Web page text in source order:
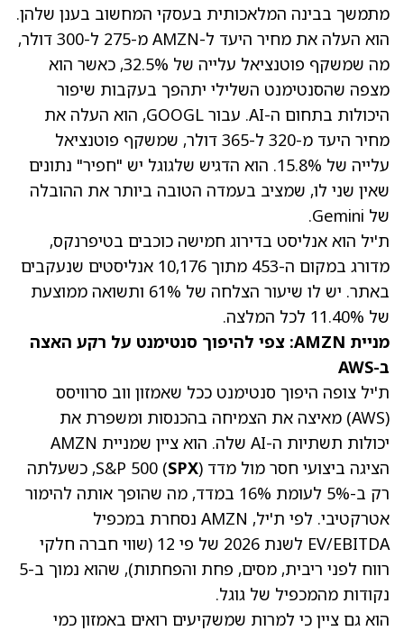
מתמשך בבינה המלאכותית בעסקי המחשוב בענן שלהן.
הוא העלה את מחיר היעד ל-AMZN מ-275 ל-300 דולר,
מה שמשקף פוטנציאל עלייה של 32.5%, כאשר הוא
מצפה שהסנטימנט השלילי יתהפך בעקבות שיפור
היכולות בתחום ה-AI. עבור GOOGL, הוא העלה את
מחיר היעד מ-320 ל-365 דולר, שמשקף פוטנציאל
עלייה של 15.8%. הוא הדגיש שלגוגל יש "חפיר" נתונים
שאין שני לו, שמציב בעמדה הטובה ביותר את ההובלה
של Gemini.
ת'יל הוא אנליסט בדירוג חמישה כוכבים בטיפרנקס,
מדורג במקום ה-453 מתוך 10,176 אנליסטים שנעקבים
באתר. יש לו שיעור הצלחה של 61% ותשואה ממוצעת
של 11.40% לכל המלצה.
מניית AMZN: צפי להיפוך סנטימנט על רקע האצה
ב-AWS
ת'יל צופה היפוך סנטימנט ככל שאמזון ווב סרוויסס
(AWS) מאיצה את הצמיחה בהכנסות ומשפרת את
יכולות תשתיות ה-AI שלה. הוא ציין שמניית AMZN
הציגה ביצועי חסר מול מדד S&P 500 ( SPX
), כשעלתה
רק ב-5% לעומת 16% במדד, מה שהופך אותה להימור
אטרקטיבי. לפי ת'יל,
AMZN נסחרת במכפיל
EV/EBITDA לשנת 2026 של פי 12
(שווי חברה חלקי
רווח לפני ריבית, מסים, פחת והפחתות), שהוא נמוך ב-5
נקודות מהמכפיל של גוגל.
הוא גם ציין כי למרות שמשקיעים רואים באמזון כמי